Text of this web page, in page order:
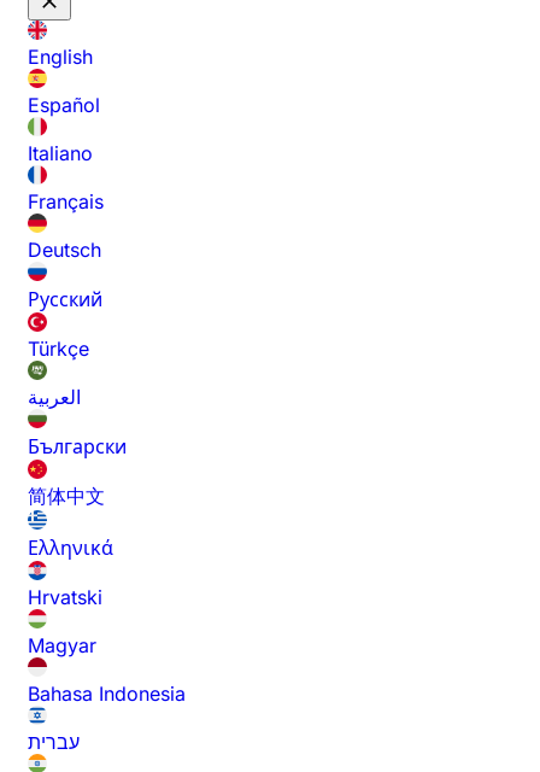
English
Español
Italiano
Français
Deutsch
Русский
Türkçe
العربية
Български
简体中文
Ελληνικά
Hrvatski
Magyar
Bahasa Indonesia
עברית